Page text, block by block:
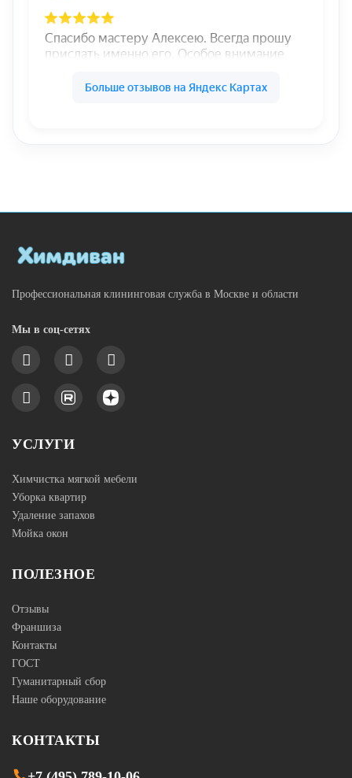
Профессиональная клининговая служба в Москве и области
Мы в соц-сетях
УСЛУГИ
Химчистка мягкой мебели
Уборка квартир
Удаление запахов
Мойка окон
ПОЛЕЗНОЕ
Отзывы
Франшиза
Контакты
ГОСТ
Гуманитарный сбор
Наше оборудование
КОНТАКТЫ